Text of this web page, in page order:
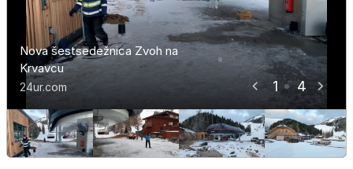
1 4
Nova šestsedežnica Zvoh na
Krvavcu
24ur.com
Nova šestsedežnica Zvoh na
Krvavcu
24ur.com
Nova šestsedežnica Zvoh na
Krvavcu
24ur.com
Nova šestsedežnica Zvoh na
Krvavcu
24ur.com